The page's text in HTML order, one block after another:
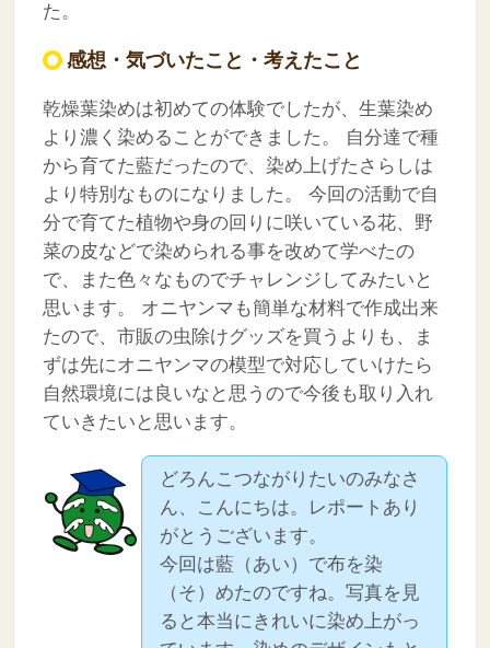
た。
感想・気づいたこと・考えたこと
乾燥葉染めは初めての体験でしたが、生葉染め
より濃く染めることができました。
自分達で種
から育てた藍だったので、染め上げたさらしは
より特別なものになりました。
今回の活動で自
分で育てた植物や身の回りに咲いている花、野
菜の皮などで染められる事を改めて学べたの
で、また色々なものでチャレンジしてみたいと
思います。
オニヤンマも簡単な材料で作成出来
たので、市販の虫除けグッズを買うよりも、ま
ずは先にオニヤンマの模型で対応していけたら
自然環境には良いなと思うので今後も取り入れ
ていきたいと思います。
どろんこつながりたいのみなさ
ん、こんにちは。レポートあり
がとうございます。
今回は藍（あい）で布を染
（そ）めたのですね。写真を見
ると本当にきれいに染め上がっ